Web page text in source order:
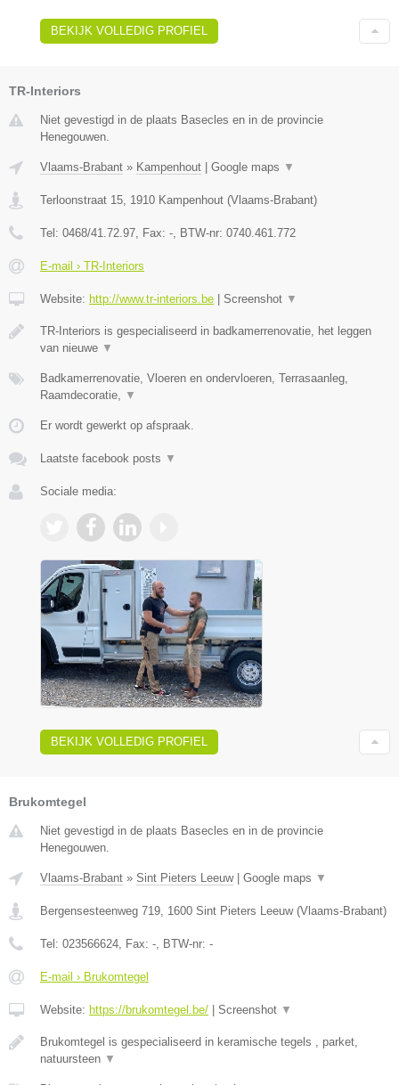
BEKIJK VOLLEDIG PROFIEL
TR-Interiors
Niet gevestigd in de plaats Basecles en in de provincie
Henegouwen.
Vlaams-Brabant » Kampenhout Google maps ▼
Terloonstraat 15 1910 Kampenhout (Vlaams-Brabant)
Tel: 0468/41.72.97 , Fax: - , BTW-nr: 0740.461.772
E-mail › TR-Interiors
Website: http://www.tr-interiors.be Screenshot ▼
TR-Interiors is gespecialiseerd in badkamerrenovatie, het leggen
van nieuwe ▼
Badkamerrenovatie, Vloeren en ondervloeren, Terrasaanleg,
Raamdecoratie,
▼
Er wordt gewerkt op afspraak.
Laatste facebook posts ▼
Sociale media:
BEKIJK VOLLEDIG PROFIEL
Brukomtegel
Niet gevestigd in de plaats Basecles en in de provincie
Henegouwen.
Vlaams-Brabant » Sint Pieters Leeuw| Google maps ▼
Bergensesteenweg 719 1600 Sint Pieters Leeuw(Vlaams-Brabant)
Tel: 023566624 , Fax: - , BTW-nr: -
E-mail › Brukomtegel
Website: https://brukomtegel.be/ | Screenshot ▼
Brukomtegel is gespecialiseerd in keramische tegels , parket,
natuursteen ▼